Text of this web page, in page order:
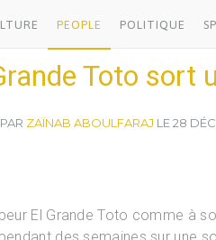
PEOPLE POLITIQUE
Toto sort
PAR ZAÏNAB ABOULFARAJ LE 28
El Grande Toto comme à